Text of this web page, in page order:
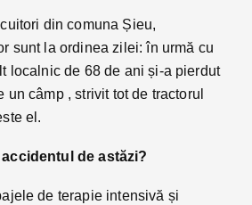
din comuna Șieu,
sunt la ordinea zilei: în urmă cu
localnic de 68 de ani și-a pierdut
câmp , strivit tot de tractorul
el.
de astăzi?
de terapie intensivă și